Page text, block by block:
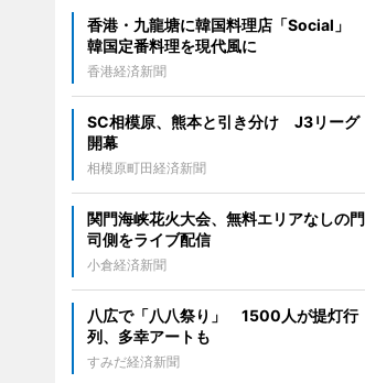
香港・九龍塘に韓国料理店「Social」
韓国定番料理を現代風に
香港経済新聞
SC相模原、熊本と引き分け J3リーグ
開幕
相模原町田経済新聞
関門海峡花火大会、無料エリアなしの門
司側をライブ配信
小倉経済新聞
八広で「八八祭り」 1500人が提灯行
列、多幸アートも
すみだ経済新聞